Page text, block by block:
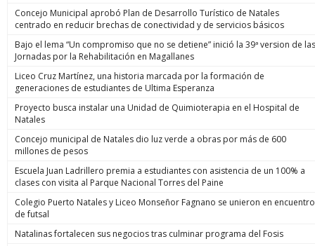
Concejo Municipal aprobó Plan de Desarrollo Turístico de Natales
centrado en reducir brechas de conectividad y de servicios básicos
Bajo el lema “Un compromiso que no se detiene” inició la 39ª version de las
Jornadas por la Rehabilitación en Magallanes
Liceo Cruz Martínez, una historia marcada por la formación de
generaciones de estudiantes de Ultima Esperanza
Proyecto busca instalar una Unidad de Quimioterapia en el Hospital de
Natales
Concejo municipal de Natales dio luz verde a obras por más de 600
millones de pesos
Escuela Juan Ladrillero premia a estudiantes con asistencia de un 100% a
clases con visita al Parque Nacional Torres del Paine
Colegio Puerto Natales y Liceo Monseñor Fagnano se unieron en encuentro
de futsal
Natalinas fortalecen sus negocios tras culminar programa del Fosis